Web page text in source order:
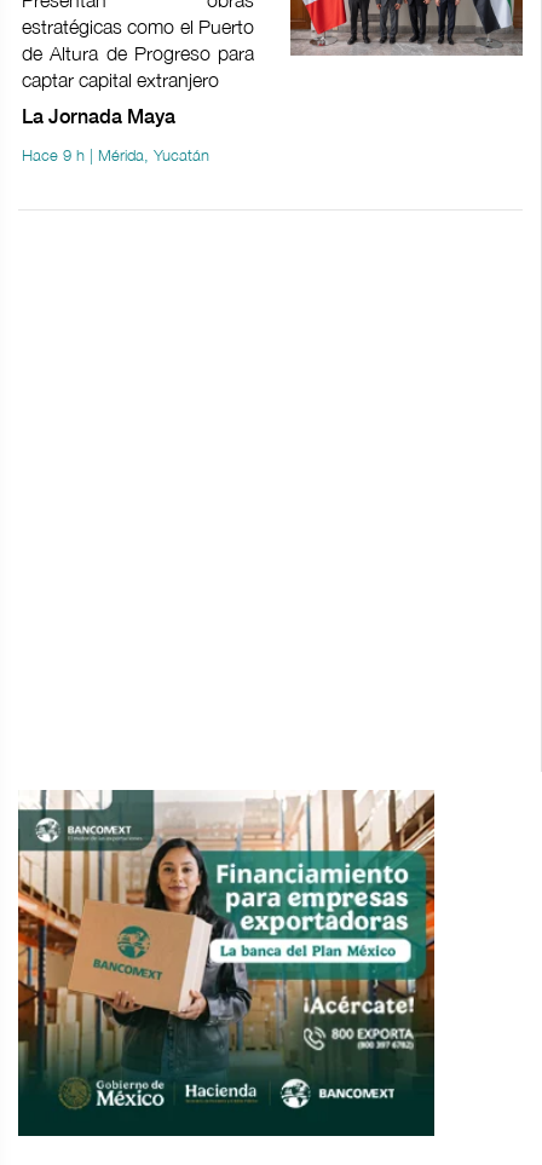
estratégicas como el Puerto
de Altura de Progreso para
captar capital extranjero
La Jornada Maya
Hace 9 h | Mérida, Yucatán